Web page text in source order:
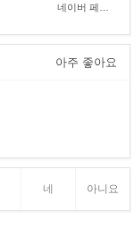
아주 좋아요
네 아니요